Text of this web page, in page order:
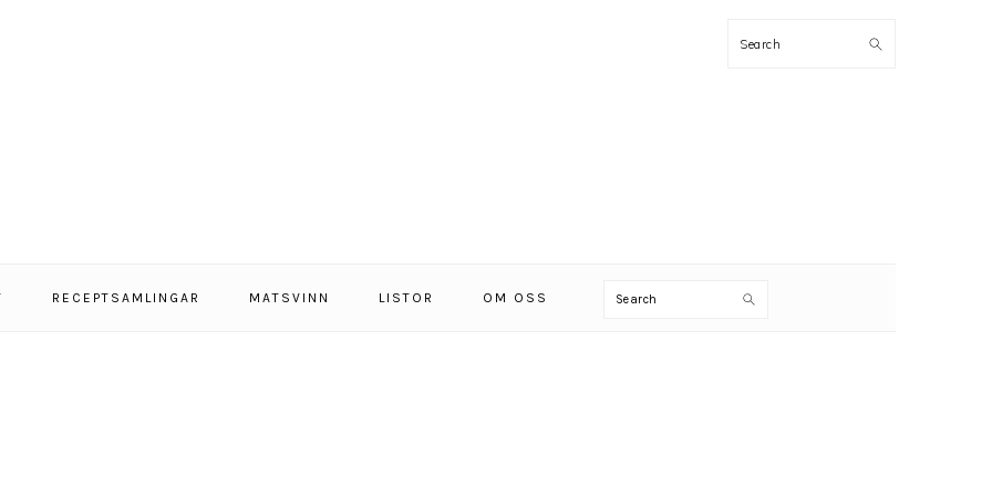
Search
RECEPTSAMLINGAR MATSVINN LISTOR OM OSS Search